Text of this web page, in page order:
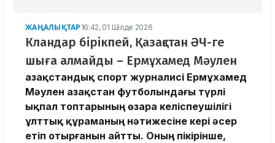
ЖАҢАЛЫҚТАР 16:42, 01 Шілде 2026
Кландар бірікпей, Қазақстан ӘЧ-ге
шыға алмайды – Ермұхамед Мәулен
Қазақстандық спорт журналисі Ермұхамед
Мәулен Қазақстан футболындағы түрлі
ықпал топтарының өзара келіспеушілігі
ұлттық құраманың нәтижесіне кері әсер
етіп отырғанын айтты. Оның пікірінше,